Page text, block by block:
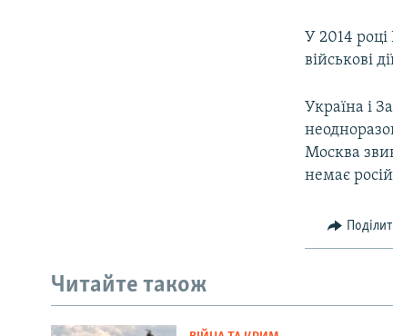
У 2014 році
військові
Україна і
Москва
немає
Читайте також